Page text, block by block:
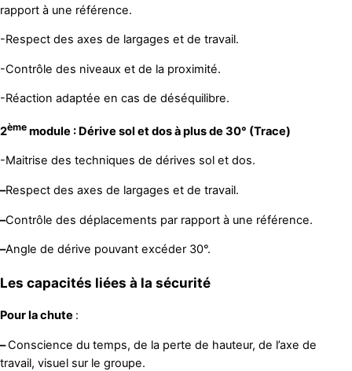
rapport à une référence.
-Respect des axes de largages et de travail.
-Contrôle des niveaux et de la proximité.
-Réaction adaptée en cas de déséquilibre.
2ème module : Dérive sol et dos à plus de 30° (Trace)
-Maitrise des techniques de dérives sol et dos.
–Respect des axes de largages et de travail.
–Contrôle des déplacements par rapport à une référence.
–Angle de dérive pouvant excéder 30°.
Les capacités liées à la sécurité
Pour la chute :
–Conscience du temps, de la perte de hauteur, de l’axe de
travail, visuel sur le groupe.